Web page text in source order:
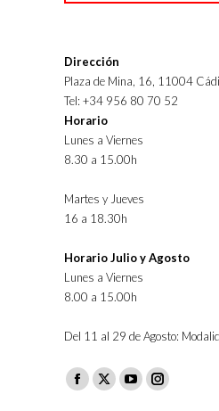
Dirección
Plaza de Mina, 16, 11004
Tel: +34 956 80 70 52
Horario
Lunes a Viernes
8.30 a 15.00h
Martes y Jueves
16 a 18.30h
Horario Julio y Agosto
Lunes a Viernes
8.00 a 15.00h
Del 11 al 29 de Agosto:
Facebook
X
YouTubeInstagram